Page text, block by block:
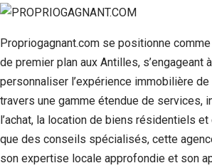
Propriogagnant.com se positionne
de premier plan aux Antilles, s’engageant
personnaliser l’expérience immobilière
travers une gamme étendue de services,
l’achat, la location de biens résidentiels
que des conseils spécialisés, cette
son expertise locale approfondie et son